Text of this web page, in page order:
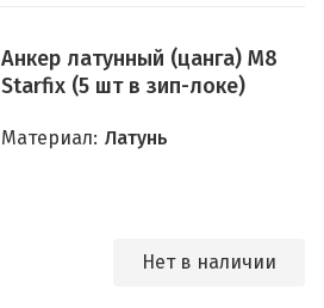
Анкер латунный (цанга) M8
Starfix (5 шт в зип-локе)
Материал: Латунь
Нет в наличии